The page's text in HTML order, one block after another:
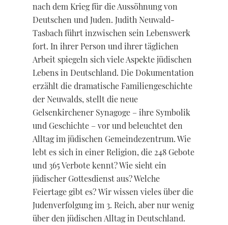
nach dem Krieg für die Aussöhnung von
Deutschen und Juden. Judith Neuwald-
Tasbach führt inzwischen sein Lebenswerk
fort. In ihrer Person und ihrer täglichen
Arbeit spiegeln sich viele Aspekte jüdischen
Lebens in Deutschland. Die Dokumentation
erzählt die dramatische Familiengeschichte
der Neuwalds, stellt die neue
Gelsenkirchener Synagoge – ihre Symbolik
und Geschichte – vor und beleuchtet den
Alltag im jüdischen Gemeindezentrum. Wie
lebt es sich in einer Religion, die 248 Gebote
und 365 Verbote kennt? Wie sieht ein
jüdischer Gottesdienst aus? Welche
Feiertage gibt es?Wir wissen vieles über die
Judenverfolgung im 3. Reich, aber nur wenig
über den jüdischen Alltag in Deutschland.